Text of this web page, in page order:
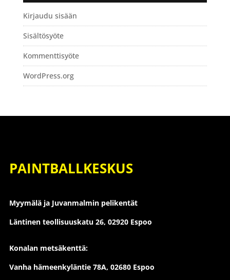
Kirjaudu sisään
Sisältösyöte
Kommenttisyöte
WordPress.org
PAINTBALLKESKUS
Myymälä ja Juvanmalmin pelikentät
Läntinen teollisuuskatu 26, 02920 Espoo
Konalan metsäkenttä:
Vanha hämeenkyläntie 78A, 02680 Espoo